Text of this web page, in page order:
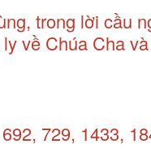
trong lời cầu
về Chúa Cha
729, 1433,